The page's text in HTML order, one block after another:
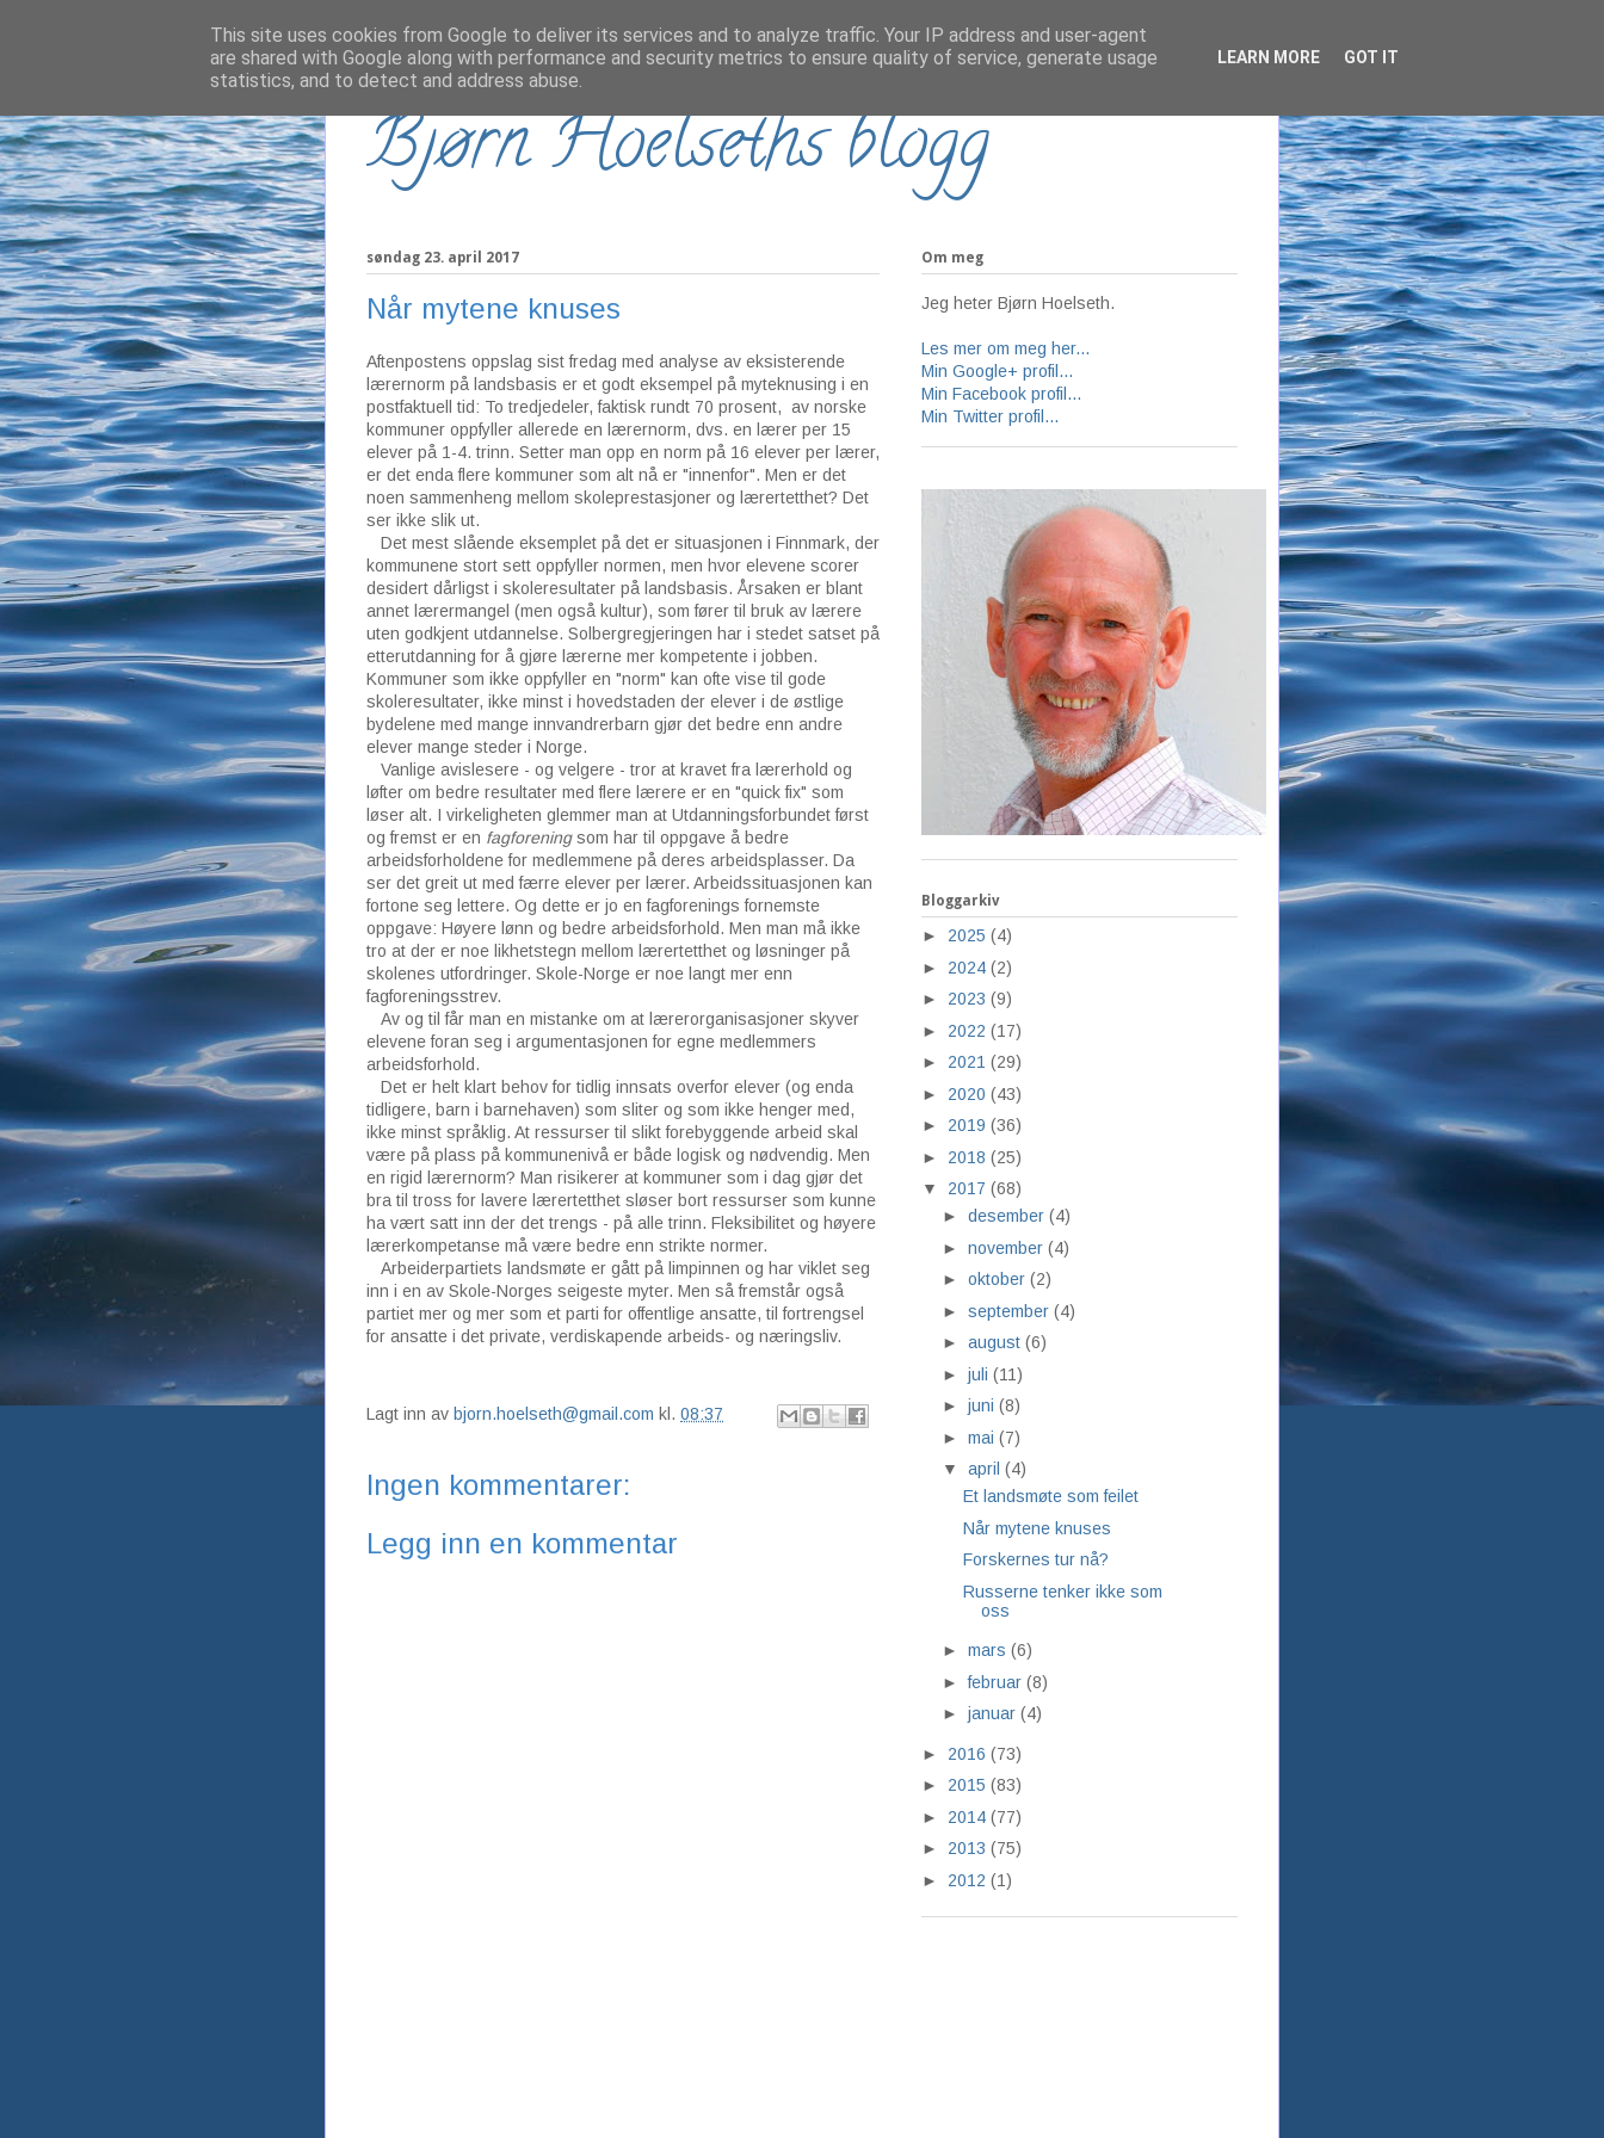
Bjørn Hoelseths blogg
søndag 23. april 2017
Når mytene knuses
Aftenpostens oppslag sist fredag med analyse av eksisterende
lærernorm på landsbasis er et godt eksempel på myteknusing i en
postfaktuell tid: To tredjedeler, faktisk rundt 70 prosent, av norske
kommuner oppfyller allerede en lærernorm, dvs. en lærer per 15
elever på 1-4. trinn. Setter man opp en norm på 16 elever per lærer,
er det enda flere kommuner som alt nå er "innenfor". Men er det
noen sammenheng mellom skoleprestasjoner og lærertetthet? Det
ser ikke slik ut.
Det mest slående eksemplet på det er situasjonen i Finnmark, der
kommunene stort sett oppfyller normen, men hvor elevene scorer
desidert dårligst i skoleresultater på landsbasis. Årsaken er blant
annet lærermangel (men også kultur), som fører til bruk av lærere
uten godkjent utdannelse. Solbergregjeringen har i stedet satset på
etterutdanning for å gjøre lærerne mer kompetente i jobben.
Kommuner som ikke oppfyller en "norm" kan ofte vise til gode
skoleresultater, ikke minst i hovedstaden der elever i de østlige
bydelene med mange innvandrerbarn gjør det bedre enn andre
elever mange steder i Norge.
Vanlige avislesere - og velgere - tror at kravet fra lærerhold og
løfter om bedre resultater med flere lærere er en "quick fix" som
løser alt. I virkeligheten glemmer man at Utdanningsforbundet først
og fremst er en fagforeningsom har til oppgave å bedre
arbeidsforholdene for medlemmene på deres arbeidsplasser. Da
ser det greit ut med færre elever per lærer. Arbeidssituasjonen kan
fortone seg lettere. Og dette er jo en fagforenings fornemste
oppgave: Høyere lønn og bedre arbeidsforhold. Men man må ikke
tro at der er noe likhetstegn mellom lærertetthet og løsninger på
skolenes utfordringer. Skole-Norge er noe langt mer enn
fagforeningsstrev.
Av og til får man en mistanke om at lærerorganisasjoner skyver
elevene foran seg i argumentasjonen for egne medlemmers
arbeidsforhold.
Det er helt klart behov for tidlig innsats overfor elever (og enda
tidligere, barn i barnehaven) som sliter og som ikke henger med,
ikke minst språklig. At ressurser til slikt forebyggende arbeid skal
være på plass på kommunenivå er både logisk og nødvendig. Men
en rigid lærernorm? Man risikerer at kommuner som i dag gjør det
bra til tross for lavere lærertetthet sløser bort ressurser som kunne
ha vært satt inn der det trengs - på alle trinn. Fleksibilitet og høyere
lærerkompetanse må være bedre enn strikte normer.
Arbeiderpartiets landsmøte er gått på limpinnen og har viklet seg
inn i en av Skole-Norges seigeste myter. Men så fremstår også
partiet mer og mer som et parti for offentlige ansatte, til fortrengsel
for ansatte i det private, verdiskapende arbeids- og næringsliv.
Lagt inn av bjorn.hoelseth@gmail.com kl. 08:37
Ingen kommentarer:
Legg inn en kommentar
Om meg
Jeg heter Bjørn Hoelseth.
Les mer om meg her...
Min Google+ profil...
Min Facebook profil...
Min Twitter profil...
Bloggarkiv
► 2025 (4)
► 2024 (2)
► 2023 (9)
► 2022 (17)
► 2021 (29)
► 2020 (43)
► 2019 (36)
► 2018 (25)
▼ 2017 (68)
► desember (4)
► november (4)
► oktober (2)
► september (4)
► august (6)
► juli (11)
► juni (8)
► mai (7)
▼ april (4)
Et landsmøte som feilet
Når mytene knuses
Forskernes tur nå?
Russerne tenker ikke som
oss
► mars (6)
►februar (8)
► januar (4)
► 2016 (73)
► 2015 (83)
► 2014 (77)
► 2013 (75)
► 2012 (1)
This site uses cookies from Google to deliver its services and to analyze traffic. Your IP address and user-agent
are shared with Google along with performance and security metrics to ensure quality of service, generate usage
statistics, and to detect and address abuse.
LEARN MORE GOT IT